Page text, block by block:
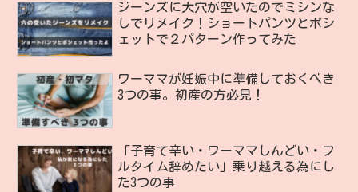
ジーンズに大穴が空いたのでミシンな
しでリメイク！ショートパンツとポシ
ェットで２パターン作ってみた
ワーママが妊娠中に準備しておくべき
3つの事。初産の方必見！
「子育て辛い・ワーママしんどい・フ
ルタイム辞めたい」乗り越える為にし
た3つの事